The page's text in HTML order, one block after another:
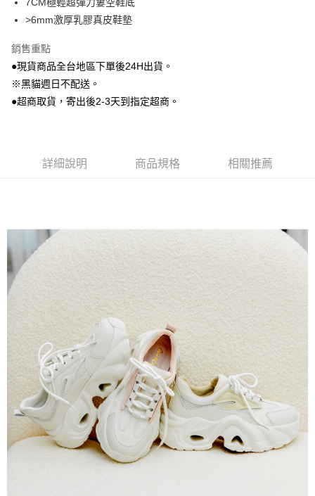
【大哥付你分期使用說明】
1.本服務由台灣大哥大提供，台灣大哥大用戶可立即使用無須另外申請。
流程，驗證手機門號後，選擇欲分期的期數、繳款截止日，確認付款後即完
成交易。
3.實際核准額度、可分期數及費用金額請依後續交易確認頁面所載為準。
4.訂單成立30分鐘內，如未前往確認交易或遇審核未通過，訂單將自動取
法說明評估內容。
2.透過簡訊連結打開帳單後，可選擇「超商條碼／台灣大直營門市／銀行轉
帳／街口支付／iPASS MONEY」等通路繳費。
買賣價金債權讓與本公司後，依約使用本公司帳單繳交帳款。
2.基於同意付款使用「大哥付你分期」之契約關係目的，商店將以您的個人
資料（包含姓名、電話或地址）提供予台灣大哥大進項蒐集、處理及利用，
由本公司與您本人進行分期帳單所需資料之確認、核對及更正。
3.完整用戶服務條款，請詳閱以下連結：https://oppay.tw/userRule
AFTEE先享後付
【關於「AFTEE先享後付」】
AFTEE先享後付是「在收到商品之後才付款」的支付方式。 讓您購物簡單
便利好安心！
１．簡單：不需註冊會員、不需綁卡、不需儲值。
２．便利：只要手機號碼，簡訊認證，即可結帳。
結帳頁面，進行簡訊認證並確認金額後，即可完成結帳。
後付繳納相關費用。
※ 交易是否成功請以「AFTEE先享後付 」之結帳頁面顯示為準，若有關於
是否繳費成功／繳費後需取消欲退款等相關疑問，請聯繫「AFTEE先享後付
客戶支援中心」 https://netprotections.freshdesk.com/support/home
【注意事項】
１．透過由恩沛科技股份有限公司提供之「AFTEE先享後付」服務完成之交
易，需依本服務之必要範圍內提供個人資料，並將交易相關給付款項請求債
權轉讓予恩沛科技股份有限公司。
２．關於個人資料處理事宜，請瀏覽以下網址：
https://aftee.tw/terms/#terms3
３．未成年的使用者請事先徵得法定代理人或監護人之同意方可使用
「AFTEE先享後付」，若未經同意申辦者引起之損失，本公司不負相關責
任。
４．使用「AFTEE先享後付」時，將依據個別帳號之用戶狀況，依本公司即
時審查核予不同之上限額度；若仍有額度不足之情形，本公司將視審查結果
請求用戶進行身份認證。
５．嚴禁一人註冊多個帳號或使用他人資訊註冊。若發現惡意使用之情形，
恩沛科技股份有限公司將有權停止該用戶之使用額度並採取法律行動。
貨到付款
每筆NT$80，滿NT$799(含以上)免運費
7-11付款取貨
每筆NT$80，滿NT$799(含以上)免運費
付款後7-11取貨
每筆NT$80，滿NT$799(含以上)免運費
黑貓宅配
每筆NT$80，滿NT$799(含以上)免運費
離島黑貓宅配
每筆NT$200
付款後門市自取
免運費
>6mm激厚乳膠真皮鞋墊
銷售重點
●現貨商品全台地區下單後24H出貨。
※黑貓週日不配送。
●超商取貨，寄出後2-3天到指定超商。
詳細說明 商品規格 相關推薦